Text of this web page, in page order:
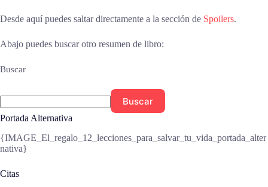
Desde aquí puedes saltar directamente a la sección de Spoilers.
Abajo puedes buscar otro resumen de libro:
Buscar
Buscar
Portada Alternativa
{IMAGE_El_regalo_12_lecciones_para_salvar_tu_vida_portada_alter
nativa}
Citas